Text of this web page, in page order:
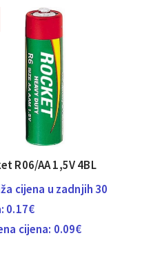
R06/AA 1,5V 4BL
cijena u zadnjih 30
0.17€
cijena: 0.09€